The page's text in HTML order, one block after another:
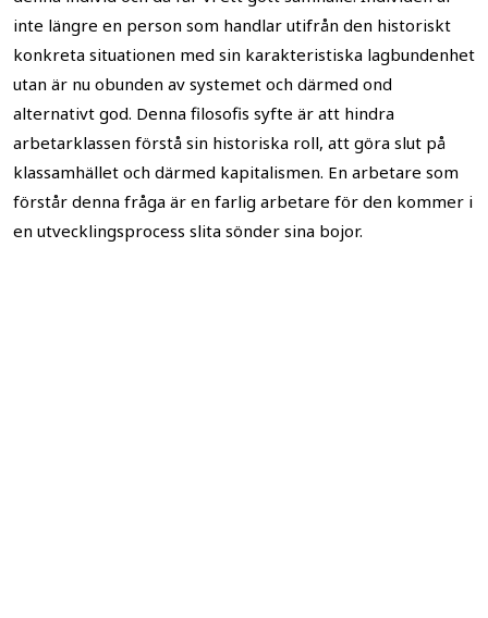
inte längre en person som handlar utifrån den historiskt
konkreta situationen med sin karakteristiska lagbundenhet
utan är nu obunden av systemet och därmed ond
alternativt god. Denna filosofis syfte är att hindra
arbetarklassen förstå sin historiska roll, att göra slut på
klassamhället och därmed kapitalismen. En arbetare som
förstår denna fråga är en farlig arbetare för den kommer i
en utvecklingsprocess slita sönder sina bojor.